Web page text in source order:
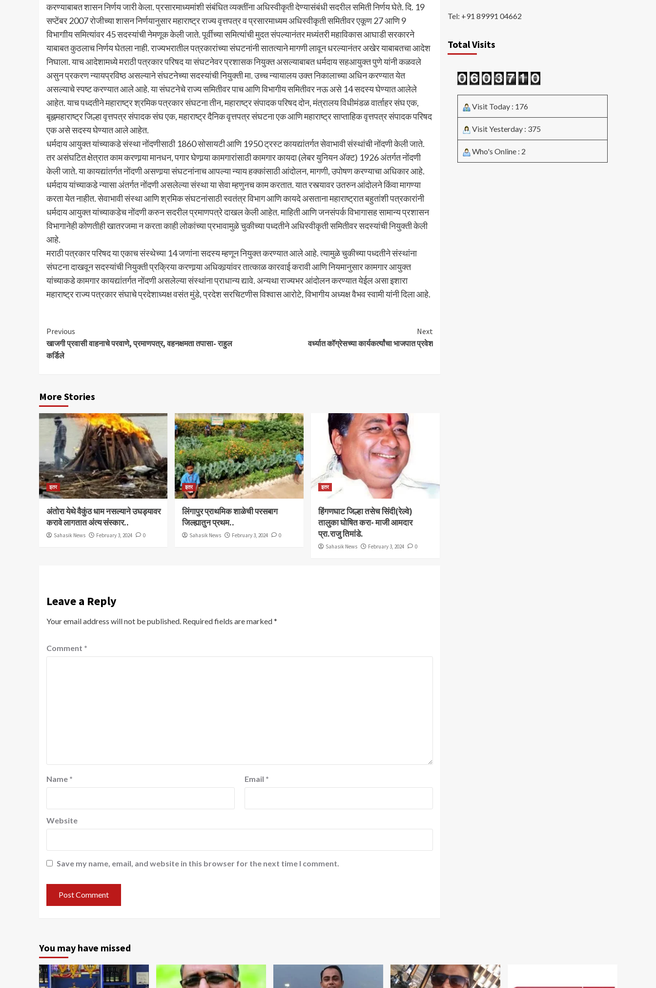
करण्याबाबत शासन निर्णय जारी केला. प्रसारमाध्यमांशी संबंधित व्यक्तींना अधिस्वीकृती देण्यासंबंधी सदरील समिती निर्णय घेते. दि. 19
सप्टेंबर 2007 रोजीच्या शासन निर्णयानुसार महाराष्ट्र राज्य वृत्तपत्र व प्रसारमाध्यम अधिस्वीकृती समितीवर एकूण 27 आणि 9
विभागाीय समित्यांवर 45 सदस्यांची नेमणूक केली जाते. पूर्वीच्या समित्यांची मुदत संपल्यानंतर मध्यंतरी महाविकास आघाडी सरकारने
याबाबत कुठलाच निर्णय घेतला नाही. राज्यभरातील पत्रकारांच्या संघटनांनी सातत्याने मागणी लावून धरल्यानंतर अखेर याबाबतचा आदेश
निघाला. याच आदेशामध्ये मराठी पत्रकार परिषद या संघटनेवर प्रशासक नियुक्त असल्याबाबत धर्मदाय सहआयुक्त पुणे यांनी कळवले
असुन प्रकरण न्यायप्रविष्ठ असल्याने संघटनेच्या सदस्यांची नियुक्ती मा. उच्च न्यायालय उक्त निकालाच्या अधिन करण्यात येत
असल्याचे स्पष्ट करण्यात आले आहे. या संघटनेचे राज्य समितीवर पाच आणि विभागीय समितीवर नऊ असे 14 सदस्य घेण्यात आलेले
आहेत. याच पध्दतीने महाराष्ट्र श्रमिक पत्रकार संघटना तीन, महाराष्ट्र संपादक परिषद दोन, मंत्रालय विधीमंडळ वार्ताहर संघ एक,
बृह्नमहाराष्ट्र जिल्हा वृत्तपत्र संपादक संघ एक, महाराष्ट्र दैनिक वृत्तपत्र संघटना एक आणि महाराष्ट्र साप्ताहिक वृत्तपत्र संपादक परिषद
एक असे सदस्य घेण्यात आले आहेत.
धर्मदाय आयुक्त यांच्याकडे संस्था नोंदणीसाठी 1860 सोसायटी आणि 1950 ट्रस्ट कायद्यांतर्गत सेवाभावी संस्थांची नोंदणी केली जाते.
तर असंघटित क्षेत्रात काम करणार्‍या मानधन, पगार घेणार्‍या कामगारांसाठी कामगार कायदा (लेबर युनियन अ‍ॅक्ट) 1926 अंतर्गत नोंदणी
केली जाते. या कायद्यांतर्गत नोंदणी असणार्‍या संघटनांनाच आपल्या न्याय हक्कांसाठी आंदोलन, मागणी, उपोषण करण्याचा अधिकार आहे.
धर्मदाय यांच्याकडे न्यासा अंतर्गत नोंदणी असलेल्या संस्था या सेवा म्हणुनच काम करतात. यात रस्त्यावर उतरुन आंदोलने किंवा मागण्या
करता येत नाहीत. सेवाभावी संस्था आणि श्रमिक संघटनांसाठी स्वतंत्र विभाग आणि कायदे असताना महाराष्ट्रात बहुतांशी पत्रकारांनी
धर्मदाय आयुक्त यांच्याकडेच नोंदणी करुन सदरील प्रमाणपत्रे दाखल केली आहेत. माहिती आणि जनसंपर्क विभागासह सामान्य प्रशासन
विभागानेही कोणतीही खातरजमा न करता काही लोकांच्या प्रभावामुळे चुकीच्या पध्दतीने अधिस्वीकृती समितीवर सदस्यांची नियुक्ती केली
आहे.
मराठी पत्रकार परिषद या एकाच संस्थेच्या 14 जणांना सदस्य म्हणून नियुक्त करण्यात आले आहे. त्यामुळे चुकीच्या पध्दतीने संस्थांना
संघटना दाखवून सदस्यांची नियुक्ती प्रक्रिया करणार्‍या अधिकार्‍यांवर तात्काळ कारवाई करावी आणि नियमानुसार कामगार आयुक्त
यांच्याकडे कामगार कायद्यांतर्गत नोंदणी असलेल्या संस्थांना प्राधान्य द्यावे. अन्यथा राज्यभर आंदोलन करण्यात येईल असा इशारा
महाराष्ट्र राज्य पत्रकार संघाचे प्रदेशाध्यक्ष वसंत मुंडे, प्रदेश सरचिटणीस विश्‍वास आरोटे, विभागीय अध्यक्ष वैभव स्वामी यांनी दिला आहे.
Continue
Reading
Previous
खाजगी प्रवासी वाहनाचे परवाणे, प्रमाणपत्र, वहनक्षमता तपासा- राहुल
कर्डिले
Next
वर्ध्यात कॉग्रेसच्या कार्यकर्त्यांचा भाजपात प्रवेश
More Stories
इतर
अंतोरा येथे वैकुंठ धाम नसल्याने उघड्यावर
करावे लागतात अंत्य संस्कार..
Sahasik News February 3, 2024 0
इतर
लिंगापुर प्राथमिक शाळेची परसबाग
जिल्ह्यातुन प्रथम..
Sahasik News February 3, 2024 0
इतर
हिंगणघाट जिल्हा तसेच सिंदी(रेल्वे)
तालुका घोषित करा- माजी आमदार
प्रा.राजु तिमांडे.
Sahasik News February 3, 2024 0
Leave a Reply
Your email address will not be published. Required fields are marked*
Comment *
Name * Email *
Website
Save my name, email, and website in this browser for the next time I comment.
Tel: +91 89991 04662
Total Visits
Visit Today : 176
Visit Yesterday : 375
Who's Online : 2
You may have missed